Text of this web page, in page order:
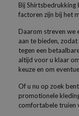
Bij Shirtsbedrukking
factoren zijn bij het
Daarom streven we
aan te bieden,
tegen een
altijd voor u klaar
keuze en om
Of u nu op zoek
promotionele
comfortabele truien